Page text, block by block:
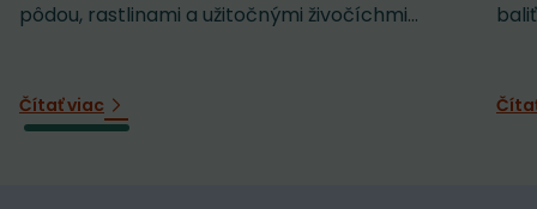
pôdou, rastlinami a užitočnými živočíchmi...
Čítať viac